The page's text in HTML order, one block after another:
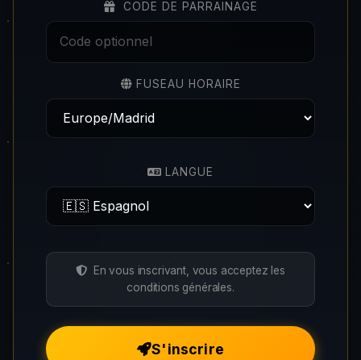
CODE DE PARRAINAGE
FUSEAU HORAIRE
LANGUE
En vous inscrivant, vous acceptez les
conditions générales.
S'inscrire